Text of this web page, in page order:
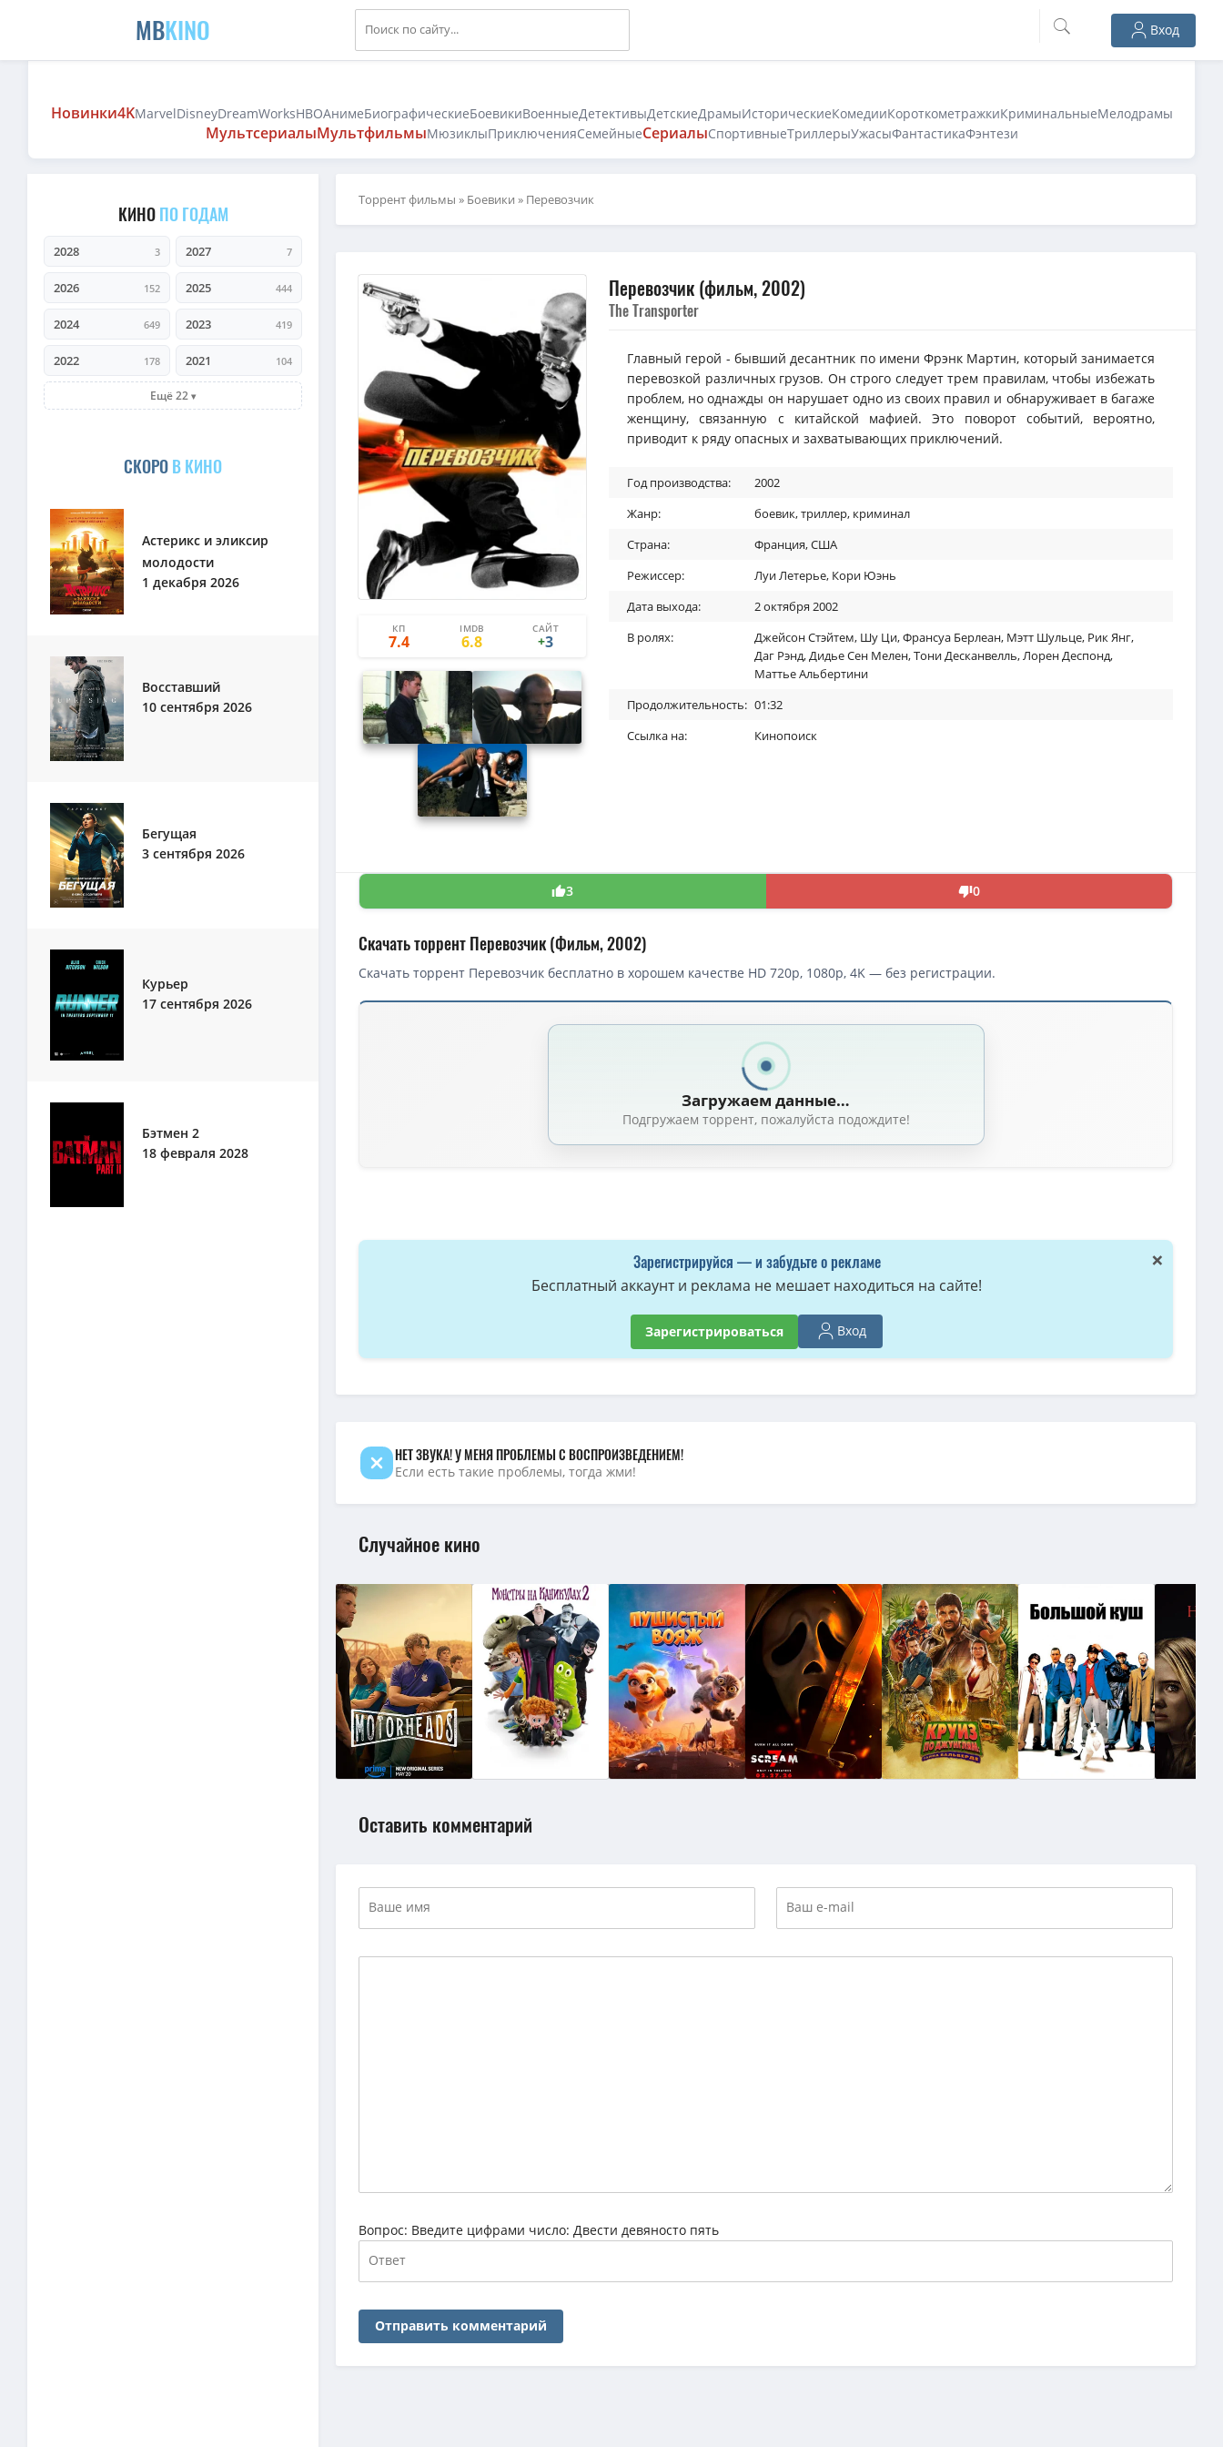
MBKINO Вход
Новинки4KMarvelDisneyDreamWorksHBOАнимеБиографическиеБоевикиВоенныеДетективыДетскиеДрамыИсторическиеКомедииКороткометражкиКриминальныеМелодрамы
МультсериалыМультфильмыМюзиклыПриключенияСемейныеСериалыСпортивныеТриллерыУжасыФантастикаФэнтези
КИНОПО ГОДАМ
2028 3 2027 7
2026 152 2025 444
2024 649 2023 419
2022 178 2021 104
Ещё 22
СКОРОВ КИНО
Астерикс и эликсир
молодости
1 декабря 2026
Восставший
10 сентября 2026
Бегущая
3 сентября 2026
Курьер
17 сентября 2026
Бэтмен 2
18 февраля 2028
Торрент фильмы » Боевики » Перевозчик
КП
7.4
IMDB
6.8
САЙТ
30
+3
Перевозчик (фильм, 2002)
The Transporter
Главный герой - бывший десантник по имени Фрэнк Мартин, который занимается
перевозкой различных грузов. Он строго следует трем правилам, чтобы избежать
проблем, но однажды он нарушает одно из своих правил и обнаруживает в багаже
женщину, связанную с китайской мафией. Это поворот событий, вероятно,
приводит к ряду опасных и захватывающих приключений.
Год производства:
2002
Жанр:
боевик,триллер, криминал
Страна:
Франция,США
Режиссер:
Луи Летерье, Кори Юэнь
Дата выхода:
2 октября 2002
В ролях:
Джейсон Стэйтем, Шу Ци,Франсуа Берлеан, Мэтт Шульце, Рик Янг,
Даг Рэнд,Дидье Сен Мелен,Тони Десканвелль,Лорен Деспонд,
Маттье Альбертини
Продолжительность: 01:32
Ссылка на:
Кинопоиск
3 0
Скачать торрент Перевозчик (Фильм, 2002)
Скачать торрент Перевозчик бесплатно в хорошем качестве HD 720p, 1080p, 4K — без регистрации.
Скачать торрент — Перевозчик / The Transporter (2002)
1080p — Перевозчик / The Transporter (Луи Летерье / Louis Leterrier, Кори Юэн / Corey Yuen) [2002, Франция, США, боевик, BDRip 1080p]
BDRip — Перевозчик / The Transporter (Луи Летерье / Louis Leterrier, Кори Юэн / Corey Yuen) [2002, Франция, США, Боевик, триллер, криминал, BDRip-
1080p — Перевозчик / The Transporter (2002) BDRip [H.265/1080p-LQ] [10-bit] [UnCut Version]
Перевозчик / The Transporter (Луи Летерье / Louis Leterrier, Кори Юэн / Corey Yuen) [2002, боевик, триллер, криминал, DTS-HD MA] Dub
1080p — Перевозчик / The Transporter (2002) BDRip [H.264/1080p-LQ] [UnCut Version](3.47 GB, сидов: 5)
BDRip — Перевозчик / The Transporter (2002) BDRip-AVC от Leon-masl | P2, A | UnCut (1.46 GB, сидов: 4)
1080p — Перевозчик / The Transporter (2002) BDRip-HEVC 1080p | D | UnCut Version
(4.71 GB, сидов: 4)
1080p — Перевозчик / The Transporter (2002) BDRemux [H.264/1080p] (39.2 GB, сидов: 2)
BDRip — Перевозчик / The Transporter (2002) BDRip-AVC | D | UnCut Version(744.98 MB, сидов: 1)
Загружаем данные…
Подгружаем торрент, пожалуйста подождите!
×
Зарегистрируйся — и забудьте о рекламе
Бесплатный аккаунт и реклама не мешает находиться на сайте!
Зарегистрироваться Вход
НЕТ ЗВУКА! У МЕНЯ ПРОБЛЕМЫ С ВОСПРОИЗВЕДЕНИЕМ!
Если есть такие проблемы, тогда жми!
Случайное кино
Оставить комментарий
Вопрос: Введите цифрами число: Двести девяносто пять
Отправить комментарий